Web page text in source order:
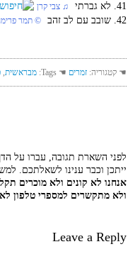
41. לא גברתי ‏ ♫ צבי קרן
42. שובב עם לב זהב © תמר
☚ קטגוריה: זמרים ☚ Tags: מבראשית,
לפני השארת תגובה, עברו על
ייתכן וכבר ענינו לשאלתכם.
אנחנו לא קונים ולא מוכרים
ולא מתקשרים למספרי טלפון
Leave a Reply